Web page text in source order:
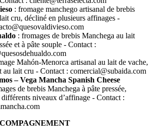
: fromage manchego artisanal de brebis
cru, décliné en plusieurs affinages -
: fromages de brebis Manchega au lait
et à pâte souple - Contact :
Mahón-Menorca artisanal au lait de vache,
au lait cru - Contact : comercial@subaida.com
– Vega Mancha Spanish Cheese
de brebis Manchega à pâte pressée,
différents niveaux d’affinage - Contact :